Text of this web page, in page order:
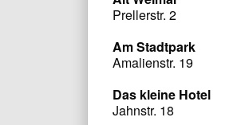
Prellerstr. 2
Am Stadtpark
Amalienstr. 19
Das kleine Hotel
Jahnstr. 18